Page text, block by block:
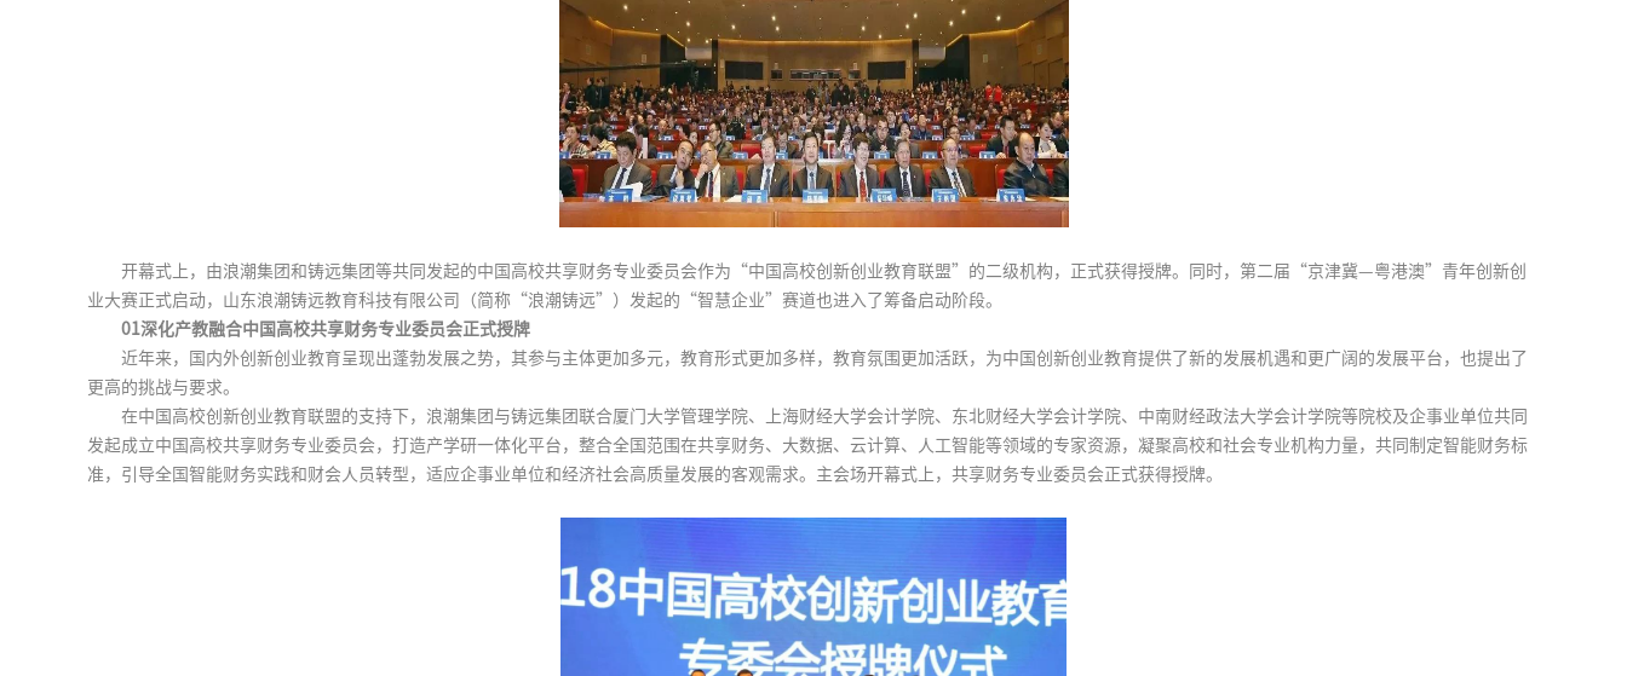
开幕式上，由浪潮集团和铸远集团等共同发起的中国高校共享财务专业委员会作为“中国高校创新创业教育联盟”的二级机构，正式获得授牌。同时，第二届“京津冀—粤港澳”青年创新创
业大赛正式启动，山东浪潮铸远教育科技有限公司（简称“浪潮铸远”）发起的“智慧企业”赛道也进入了筹备启动阶段。
01深化产教融合中国高校共享财务专业委员会正式授牌
近年来，国内外创新创业教育呈现出蓬勃发展之势，其参与主体更加多元，教育形式更加多样，教育氛围更加活跃，为中国创新创业教育提供了新的发展机遇和更广阔的发展平台，也提出了
更高的挑战与要求。
在中国高校创新创业教育联盟的支持下，浪潮集团与铸远集团联合厦门大学管理学院、上海财经大学会计学院、东北财经大学会计学院、中南财经政法大学会计学院等院校及企事业单位共同
发起成立中国高校共享财务专业委员会，打造产学研一体化平台，整合全国范围在共享财务、大数据、云计算、人工智能等领域的专家资源，凝聚高校和社会专业机构力量，共同制定智能财务标
准，引导全国智能财务实践和财会人员转型，适应企事业单位和经济社会高质量发展的客观需求。主会场开幕式上，共享财务专业委员会正式获得授牌。